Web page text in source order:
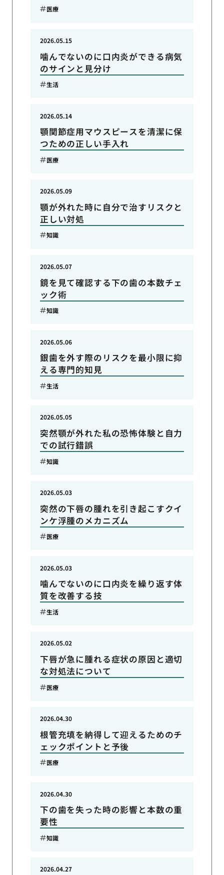
医療
噛んでないのに口内炎ができる病気
のサインと見分け
2026.05.15
生活
顎関節症用マウスピースを清潔に保
つための正しい手入れ
2026.05.14
医療
顎が外れた時に自分で治すリスクと
正しい対処
2026.05.09
知識
鏡を見て確認する下の歯の本数チェ
ック術
2026.05.07
知識
銀歯を外す際のリスクを最小限に抑
える専門的知見
2026.05.06
生活
突然顎が外れた私の恐怖体験と自力
での試行錯誤
2026.05.05
知識
突然の下唇の腫れを引き起こすクイ
ンケ浮腫のメカニズム
2026.05.03
医療
噛んでないのに口内炎を繰り返す体
質を改善する技
2026.05.03
生活
下唇が急に腫れる症状の原因と適切
な対処法について
2026.05.02
医療
根管充填を納得して迎えるためのチ
ェックポイントと予後
2026.04.30
医療
下の歯を失った時の影響と本数の重
要性
2026.04.30
知識
2026.04.27